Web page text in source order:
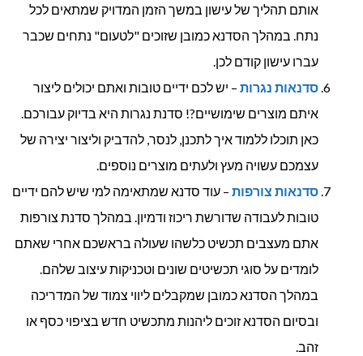
אותם תהליך של עישון במשך הזמן המדויק שמתאים לכל
נתח. במהלך הסדנא כמובן שזוכים "לטעום" נתחים שכבר
עברו עישון קודם לכן.
סדנאות נגרות – יש לכם ידיים טובות ואתם יכולים ליצור
איתם מוצרים שימושיים?! סדנת נגרות היא בדיוק עבורכם.
כאן תוכלו ללמוד איך לתכנן, לנסר, להדביק וליצור יצירה של
עצמכם עשויה מעץ ולעתים מוצרים נוספים.
סדנאות צורפות – עוד סדנא שמתאימה למי שיש להם ידיים
טובות לעבודה שדורשת ריכוז ודמיון. במהלך סדנת צורפות
אתם מעצבים תכשיט כלשהו שעולה בראשכם אחרי שאתם
לומדים על סוגי תכשיטים שונים וטכניקות עיצוב שלהם.
במהלך הסדנא כמובן שמקבלים ליווי צמוד של המדריכה
ובסיום הסדנא זוכים ליהנות מתכשיט חדש בציפוי כסף או
זהב.